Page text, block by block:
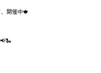
開催中🍁